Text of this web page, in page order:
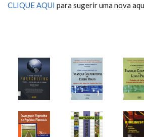
CLIQUE AQUI para sugerir uma nova